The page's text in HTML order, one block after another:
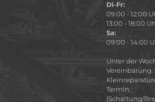
Di-Fr:
09:00 - 12:00
13:00 - 18:00
Sa:
09:00 - 14:00
Unter der
Vereinbarung.
Termin.
(Schaltung/